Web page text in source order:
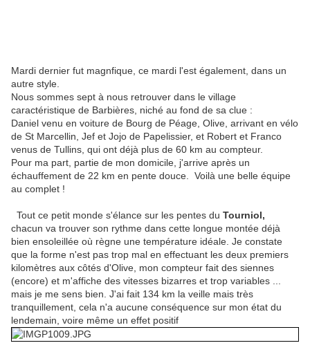
Mardi dernier fut magnfique, ce mardi l'est également, dans un
autre style.
Nous sommes sept à nous retrouver dans le village
caractéristique de Barbières, niché au fond de sa clue :
Daniel venu en voiture de Bourg de Péage, Olive, arrivant en vélo
de St Marcellin, Jef et Jojo de Papelissier, et Robert et Franco
venus de Tullins, qui ont déjà plus de 60 km au compteur.
Pour ma part, partie de mon domicile, j'arrive après un
échauffement de 22 km en pente douce. Voilà une belle équipe
au complet !
Tout ce petit monde s'élance sur les pentes du Tourniol,
chacun va trouver son rythme dans cette longue montée déjà
bien ensoleillée où règne une température idéale. Je constate
que la forme n'est pas trop mal en effectuant les deux premiers
kilomètres aux côtés d'Olive, mon compteur fait des siennes
(encore) et m'affiche des vitesses bizarres et trop variables ...
mais je me sens bien. J'ai fait 134 km la veille mais très
tranquillement, cela n'a aucune conséquence sur mon état du
lendemain, voire même un effet positif